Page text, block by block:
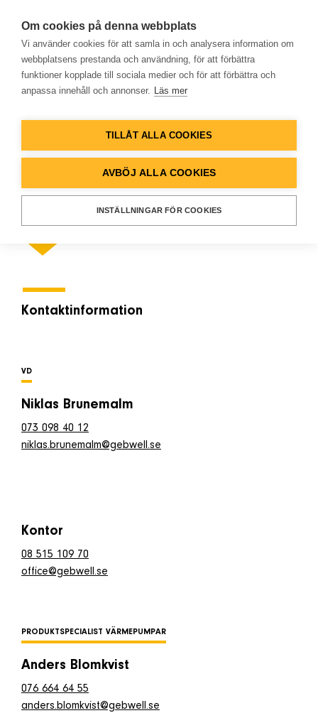
Hem
Lösningar
Databank
Kontakt & Support
Kontaktinformation
Kontaktinformation
VD
Niklas Brunemalm
073 098 40 12
niklas.brunemalm@gebwell.se
Kontor
08 515 109 70
office@gebwell.se
PRODUKTSPECIALIST VÄRMEPUMPAR
Anders Blomkvist
076 664 64 55
anders.blomkvist@gebwell.se
Om cookies på denna webbplats
Vi använder cookies för att samla in och analysera information om
webbplatsens prestanda och användning, för att förbättra
funktioner kopplade till sociala medier och för att förbättra och
anpassa innehåll och annonser. Läs mer
TILLÅT ALLA COOKIES
AVBÖJ ALLA COOKIES
INSTÄLLNINGAR FÖR COOKIES